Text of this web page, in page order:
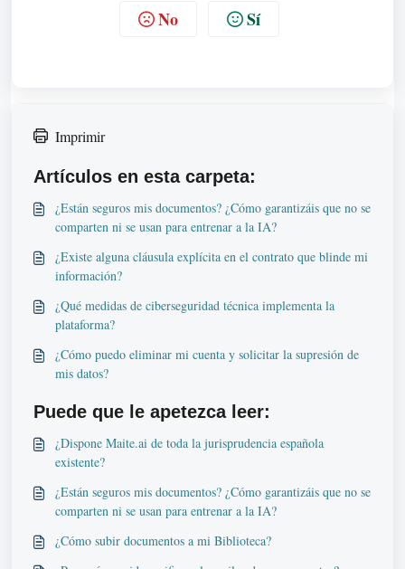
No Sí
Imprimir
Artículos en esta carpeta:
¿Están seguros mis documentos? ¿Cómo garantizáis que no se
comparten ni se usan para entrenar a la IA?
¿Existe alguna cláusula explícita en el contrato que blinde mi
información?
¿Qué medidas de ciberseguridad técnica implementa la
plataforma?
¿Cómo puedo eliminar mi cuenta y solicitar la supresión de
mis datos?
Puede que le apetezca leer:
¿Dispone Maite.ai de toda la jurisprudencia española
existente?
¿Están seguros mis documentos? ¿Cómo garantizáis que no se
comparten ni se usan para entrenar a la IA?
¿Cómo subir documentos a mi Biblioteca?